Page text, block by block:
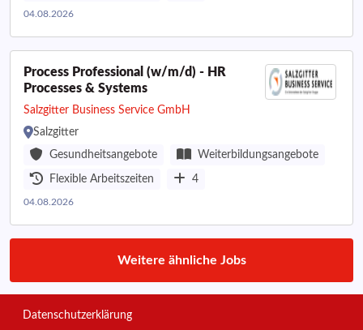
04.08.2026
Process Professional (w/m/d) - HR
Processes & Systems
Salzgitter Business Service GmbH
Salzgitter
Gesundheitsangebote
Weiterbildungsangebote
Flexible Arbeitszeiten 4
04.08.2026
Weitere ähnliche Jobs
Datenschutzerklärung